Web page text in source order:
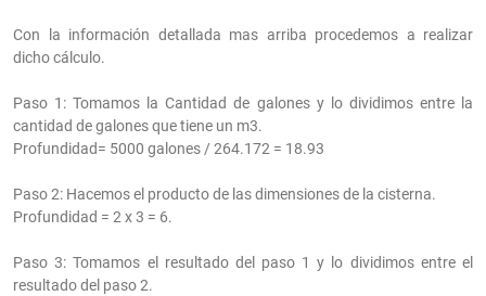
Con la información detallada mas arriba procedemos a realizar
dicho cálculo.
Paso 1: Tomamos la Cantidad de galones y lo dividimos entre la
cantidad de galones que tiene un m3.
Profundidad= 5000 galones / 264.172 = 18.93
Paso 2: Hacemos el producto de las dimensiones de la cisterna.
Profundidad = 2 x 3 = 6.
Paso 3: Tomamos el resultado del paso 1 y lo dividimos entre el
resultado del paso 2.